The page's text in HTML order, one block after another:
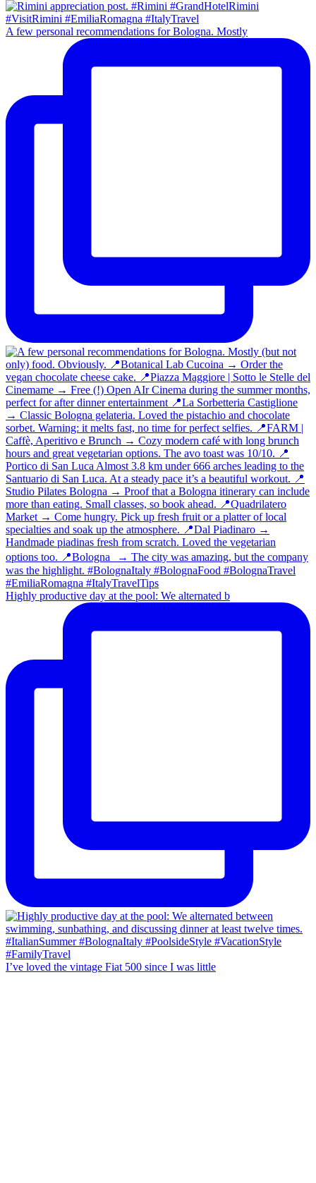
A few personal recommendations for Bologna. Mostly
Highly productive day at the pool: We alternated b
I’ve loved the vintage Fiat 500 since I was little